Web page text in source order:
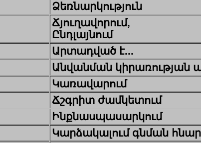
Ձեռնարկություն
Ճյուղավորում,
Ընդլայնում
Արտադված է...
Անվանման կիրառության
Կառավարում
Ճշգրիտ ժամկետում
Ինքնասպասարկում
Կարձակալում գնման